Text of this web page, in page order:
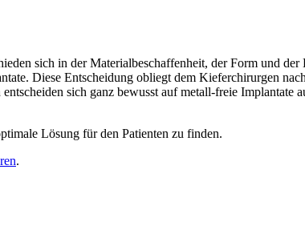
sich in der Materialbeschaffenheit, der Form und
Diese Entscheidung obliegt dem Kieferchirurgen
sich ganz bewusst auf metall-freie
Lösung für den Patienten zu finden.
.